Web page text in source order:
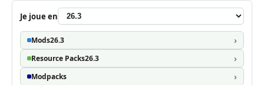
Je joue en
Mods26.3
Resource Packs26.3
Modpacks